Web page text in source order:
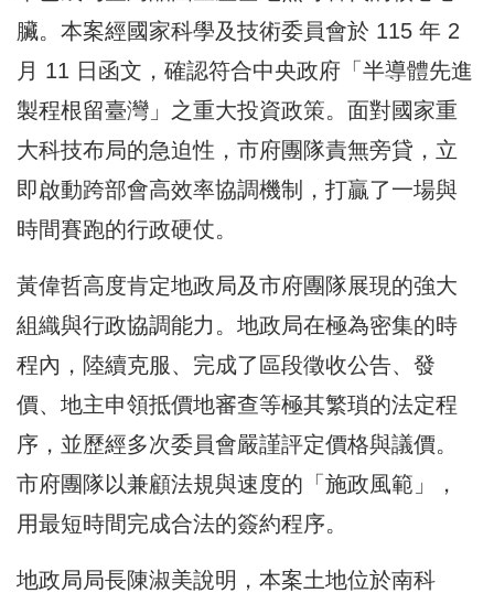
臟。本案經國家科學及技術委員會於 115 年 2
月 11 日函文，確認符合中央政府「半導體先進
製程根留臺灣」之重大投資政策。面對國家重
大科技布局的急迫性，市府團隊責無旁貸，立
即啟動跨部會高效率協調機制，打贏了一場與
時間賽跑的行政硬仗。
黃偉哲高度肯定地政局及市府團隊展現的強大
組織與行政協調能力。地政局在極為密集的時
程內，陸續克服、完成了區段徵收公告、發
價、地主申領抵價地審查等極其繁瑣的法定程
序，並歷經多次委員會嚴謹評定價格與議價。
市府團隊以兼顧法規與速度的「施政風範」，
用最短時間完成合法的簽約程序。
地政局局長陳淑美說明，本案土地位於南科